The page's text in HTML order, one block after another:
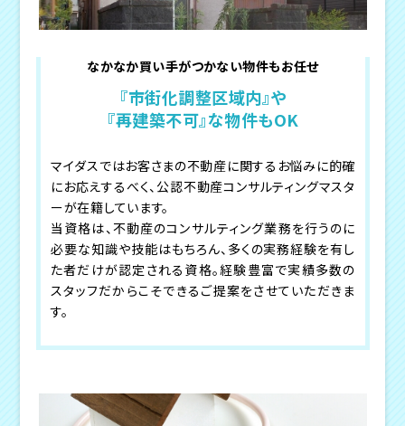
なかなか買い手がつかない物件もお任せ
『市街化調整区域内』や
『再建築不可』な物件もOK
マイダスではお客さまの不動産に関するお悩みに的確
にお応えするべく、公認不動産コンサルティングマスタ
ーが在籍しています。
当資格は、不動産のコンサルティング業務を行うのに
必要な知識や技能はもちろん、多くの実務経験を有し
た者だけが認定される資格。経験豊富で実績多数の
スタッフだからこそできるご提案をさせていただきま
す。